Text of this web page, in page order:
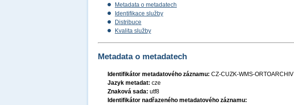
Metadata o metadatech
Identifikace služby
Distribuce
Kvalita služby
Metadata o metadatech
Identifikátor metadatového záznamu: CZ-CUZK-WMS-ORTOARCHIV
Jazyk metadat: cze
Znaková sada: utf8
Identifikátor nadřazeného metadatového záznamu: